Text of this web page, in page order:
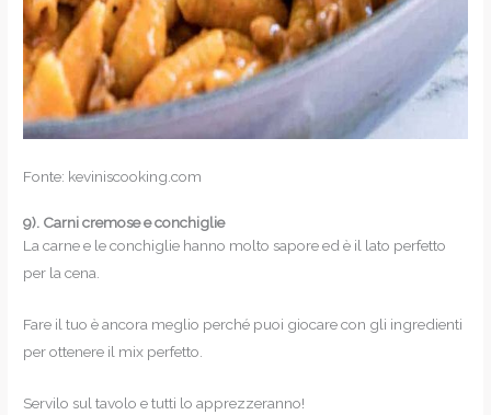
Fonte: keviniscooking.com
9). Carni cremose e conchiglie
La carne e le conchiglie hanno molto sapore ed è il lato perfetto
per la cena.
Fare il tuo è ancora meglio perché puoi giocare con gli ingredienti
per ottenere il mix perfetto.
Servilo sul tavolo e tutti lo apprezzeranno!